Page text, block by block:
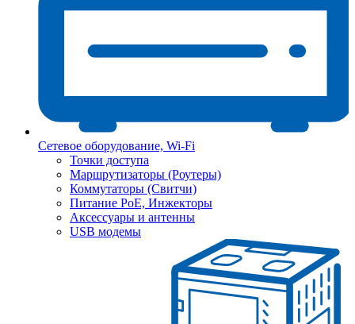
Сетевое оборудование, Wi-Fi
Точки доступа
Маршрутизаторы (Роутеры)
Коммутаторы (Свитчи)
Питание PoE, Инжекторы
Аксессуары и антенны
USB модемы